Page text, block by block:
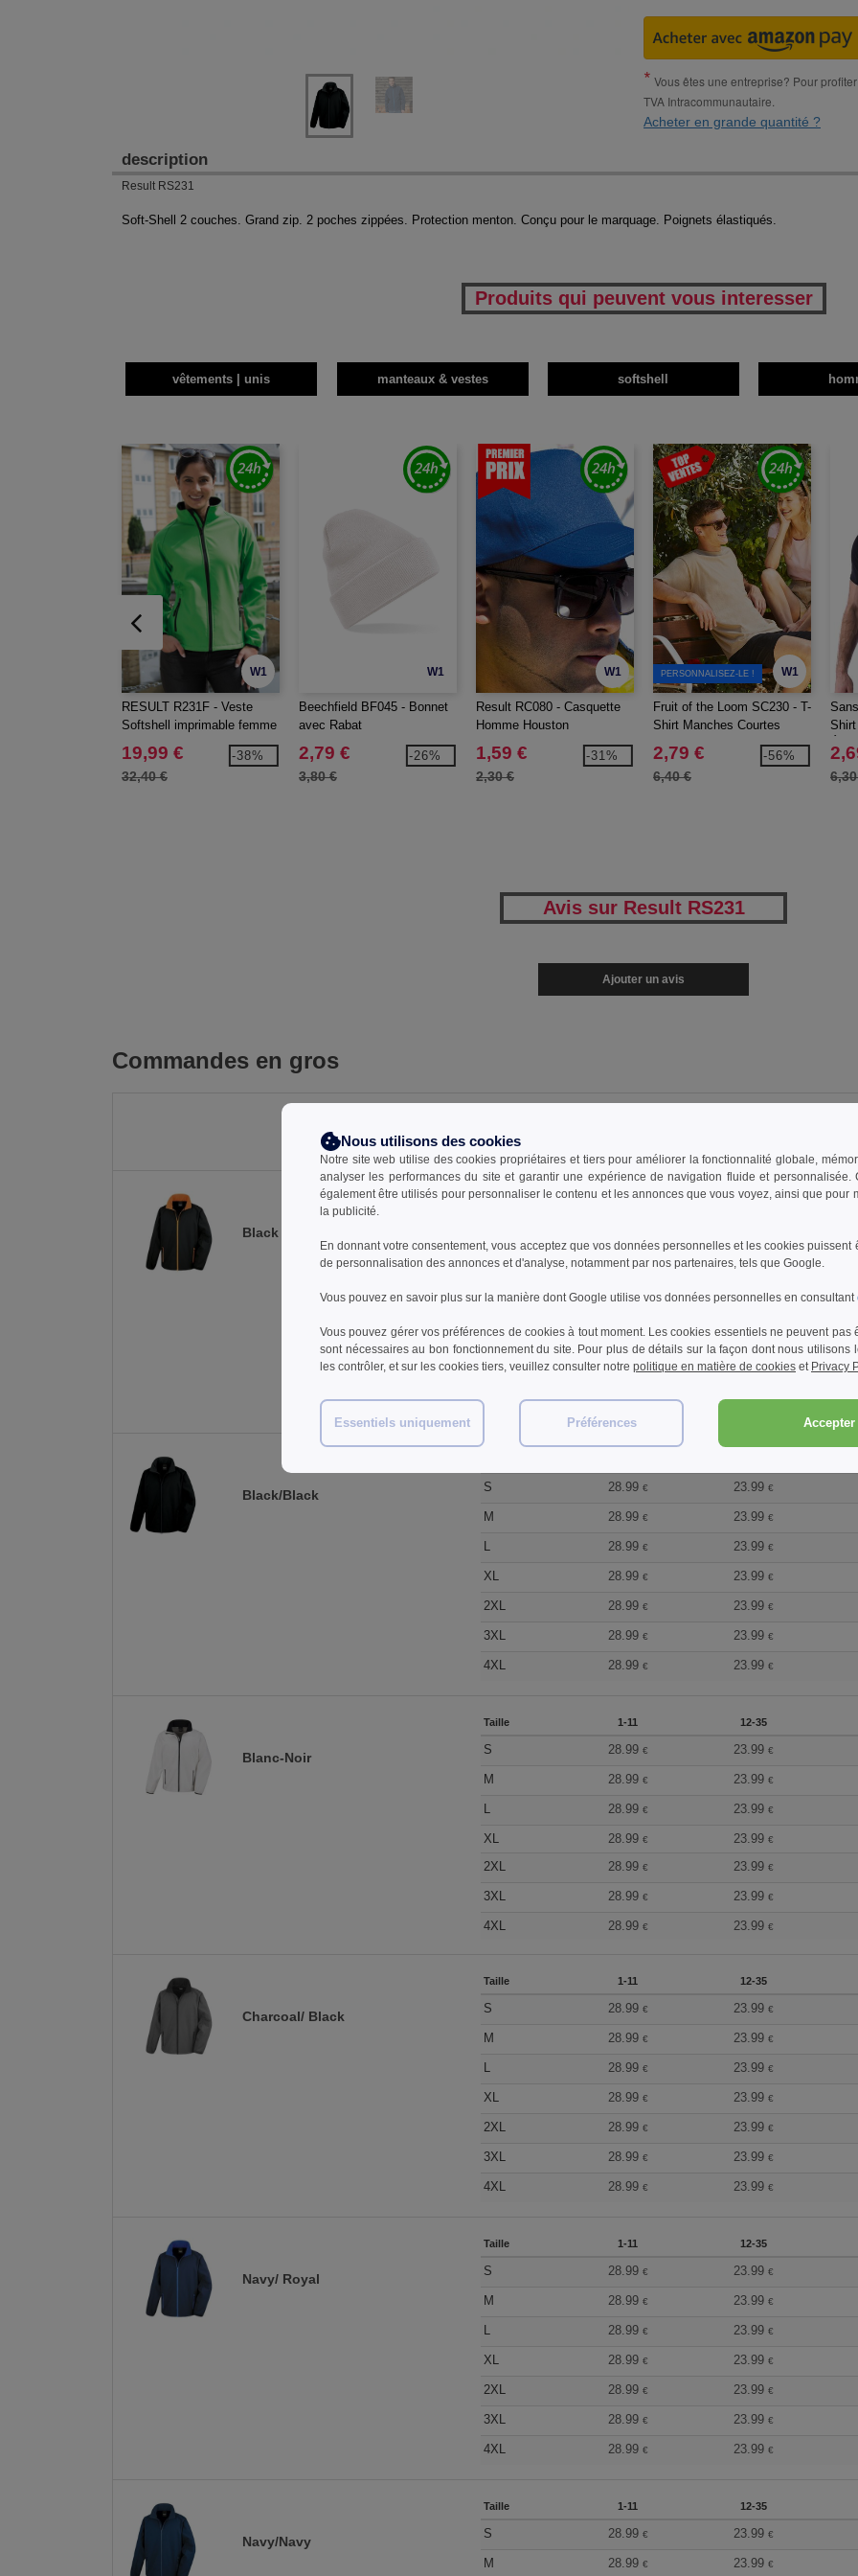
Vous êtes une entreprise? Pour
TVA Intracommunautaire.
Acheter en grande quantité ?
description
Result RS231
Soft-Shell 2 couches. Grand zip. 2 poches zippées. Protection menton. Conçu pour le marquage. Poignets élastiqués.
Produits qui peuvent vous interesser
vêtements | unis manteaux & vestes softshell
W1
RESULT R231F - Veste
Softshell imprimable femme
19,99 €
32,40 €
-38%
W1
Beechfield BF045 - Bonnet
avec Rabat
2,79 €
3,80 €
-26%
W1
Result RC080 - Casquette
Homme Houston
1,59 €
2,30 €
-31%
W1
PERSONNALISEZ-LE !
Fruit of the Loom SC230 - T-
Shirt Manches Courtes
2,79 €
6,40 €
-56%
Avis sur Result RS231
Ajouter un avis
Commandes en gros
Black / Orange
Taille 1-11 12-35
M 28.99 23.99
28.99 23.99 €
3XL 28.99€ 23.99€
4XL 28.99€ 23.99
Black/Black
S 28.99 € 23.99 €
M 28.99 € 23.99 €
L 28.99 € 23.99 €
XL 28.99 € 23.99 €
2XL 28.99 € 23.99 €
3XL 28.99 € 23.99 €
4XL 28.99 € 23.99 €
Blanc-Noir
Taille 1-11 12-35
S 28.99 € 23.99 €
M 28.99 € 23.99 €
L 28.99 € 23.99 €
XL 28.99 € 23.99 €
2XL
28.99 € 23.99 €
3XL 28.99 € 23.99 €
4XL 28.99 € 23.99 €
Charcoal/ Black
Taille 1-11 12-35
S 28.99 € 23.99 €
M 28.99 € 23.99 €
L 28.99 € 23.99 €
XL 28.99 € 23.99 €
2XL 28.99 € 23.99 €
3XL 28.99 € 23.99 €
4XL 28.99 € 23.99 €
Navy/ Royal
Taille 1-11 12-35
S 28.99 € 23.99 €
M 28.99 € 23.99 €
L 28.99 € 23.99 €
XL 28.99 € 23.99 €
2XL 28.99 € 23.99 €
3XL 28.99 € 23.99 €
4XL 28.99 € 23.99 €
Navy/Navy
Taille 1-11 12-35
S 28.99 € 23.99 €
M 28.99 € 23.99 €
Nous utilisons des cookies
Notre site web utilise des cookies propriétaires et tiers pour améliorer la fonctionnalité globale,
analyser les performances du site et garantir une expérience de navigation fluide et personnalisée.
également être utilisés pour personnaliser le contenu et les annonces que vous voyez, ainsi que pour
la publicité.
En donnant votre consentement, vous acceptez que vos données personnelles et les cookies puissent
de personnalisation des annonces et d'analyse, notamment par nos partenaires, tels que Google.
Vous pouvez en savoir plus sur la manière dont Google utilise vos données personnelles en consultant
Vous pouvez gérer vos préférences de cookies à tout moment. Les cookies essentiels ne peuvent pas
sont nécessaires au bon fonctionnement du site. Pour plus de détails sur la façon dont nous utilisons
les contrôler, et sur les cookies tiers, veuillez consulter notre politique en matière de cookies et Privacy
Essentiels uniquement Préférences